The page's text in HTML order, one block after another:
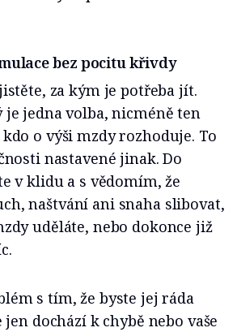
bez pocitu křivdy
za kým je potřeba jít.
jedna volba, nicméně ten
o výši mzdy rozhoduje. To
nastavené jinak. Do
v klidu a s vědomím, že
naštvání ani snaha slibovat,
uděláte, nebo dokonce již
s tím, že byste jej ráda
jen dochází k chybě nebo vaše